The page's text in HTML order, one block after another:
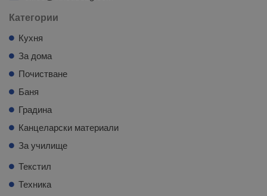
Категории
Кухня
За дома
Почистване
Баня
Градина
Канцеларски материали
За училище
Текстил
Техника